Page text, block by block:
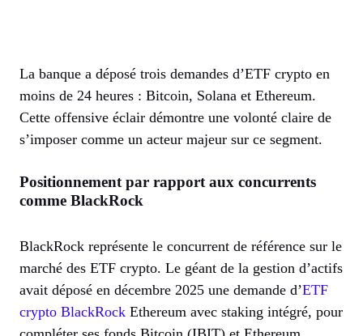
La banque a déposé trois demandes d’ETF crypto en
moins de 24 heures : Bitcoin, Solana et Ethereum.
Cette offensive éclair démontre une volonté claire de
s’imposer comme un acteur majeur sur ce segment.
Positionnement par rapport aux concurrents
comme BlackRock
BlackRock représente le concurrent de référence sur le
marché des ETF crypto. Le géant de la gestion d’actifs
avait déposé en décembre 2025 une demande d’ETF
crypto BlackRock Ethereum avec staking intégré, pour